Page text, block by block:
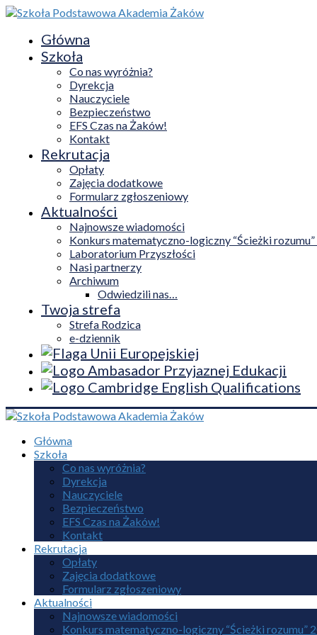
Główna
Szkoła
Co nas wyróżnia?
Dyrekcja
Nauczyciele
Bezpieczeństwo
EFS Czas na Żaków!
Kontakt
Rekrutacja
Opłaty
Zajęcia dodatkowe
Formularz zgłoszeniowy
Aktualności
Najnowsze wiadomości
Konkurs matematyczno-logiczny “Ścieżki
Laboratorium Przyszłości
Nasi partnerzy
Archiwum
Odwiedzili nas…
Twoja strefa
Strefa Rodzica
e-dziennik
Główna
Szkoła
Co nas wyróżnia?
Dyrekcja
Nauczyciele
Bezpieczeństwo
EFS Czas na Żaków!
Kontakt
Rekrutacja
Opłaty
Zajęcia dodatkowe
Formularz zgłoszeniowy
Aktualności
Najnowsze wiadomości
Konkurs matematyczno-logiczny “Ścieżki rozumu”